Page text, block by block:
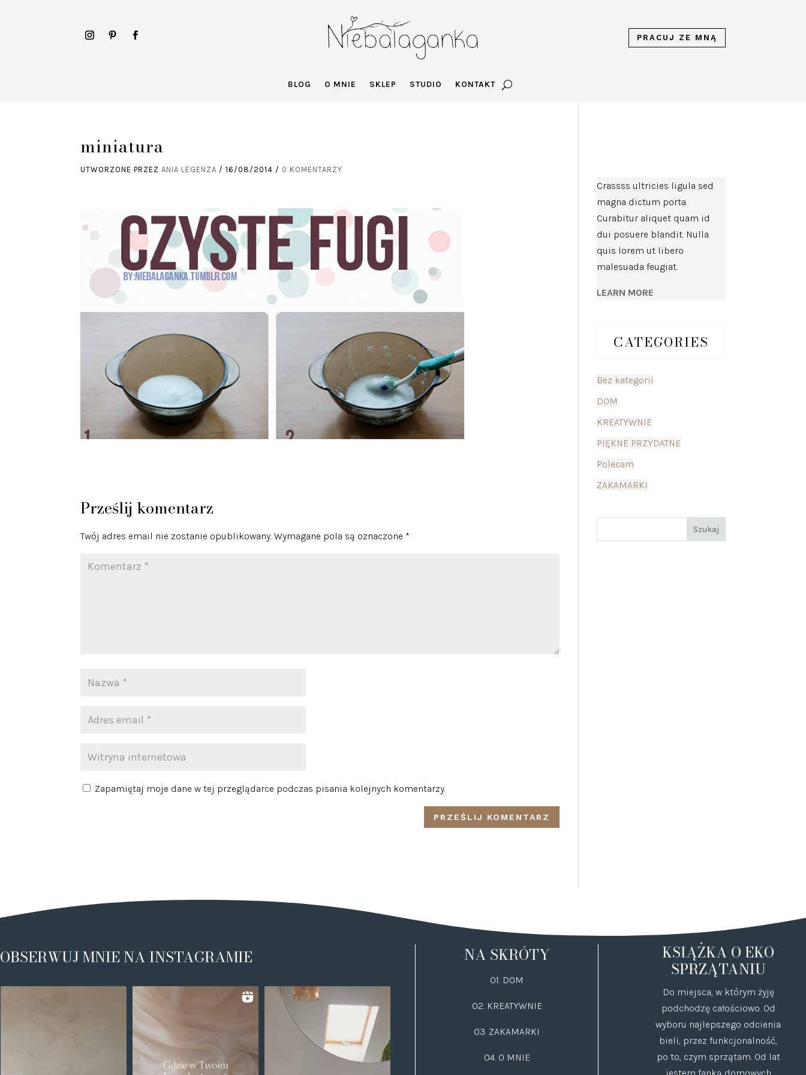
PRACUJ ZE MNĄ
BLOG O MNIE SKLEP STUDIO KONTAKT
miniatura
UTWORZONE PRZEZANIA LEGENZA /16/08/2014 / 0 KOMENTARZY
Prześlij komentarz
Twój adres email nie zostanie opublikowany. Wymagane pola są oznaczone *
Zapamiętaj moje dane w tej przeglądarce podczas pisania kolejnych komentarzy.
Crassss ultricies ligula sed
magna dictum porta.
Curabitur aliquet quam id
dui posuere blandit. Nulla
quis lorem ut libero
malesuada feugiat.
LEARN MORE
CATEGORIES
Bez kategorii
DOM
KREATYWNIE
PIĘKNE PRZYDATNE
Polecam
ZAKAMARKI
OBSERWUJ MNIE NA INSTAGRAMIE NA SKRÓTY
01. DOM
02. KREATYWNIE
03. ZAKAMARKI
04. O MNIE
KSIĄŻKA O EKO
SPRZĄTANIU
Do miejsca, w którym żyję
podchodzę całościowo. Od
wyboru najlepszego odcienia
bieli, przez funkcjonalność,
po to, czym sprzątam. Od lat